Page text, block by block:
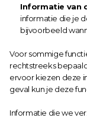
Informatie van
informatie die je
bijvoorbeeld
Voor sommige
rechtstreeks
ervoor kiezen deze
geval kun je deze
Informatie die we